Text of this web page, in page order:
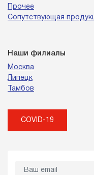
Прочее
Сопутствующая
Наши филиалы
Москва
Липецк
Тамбов
COVID-19